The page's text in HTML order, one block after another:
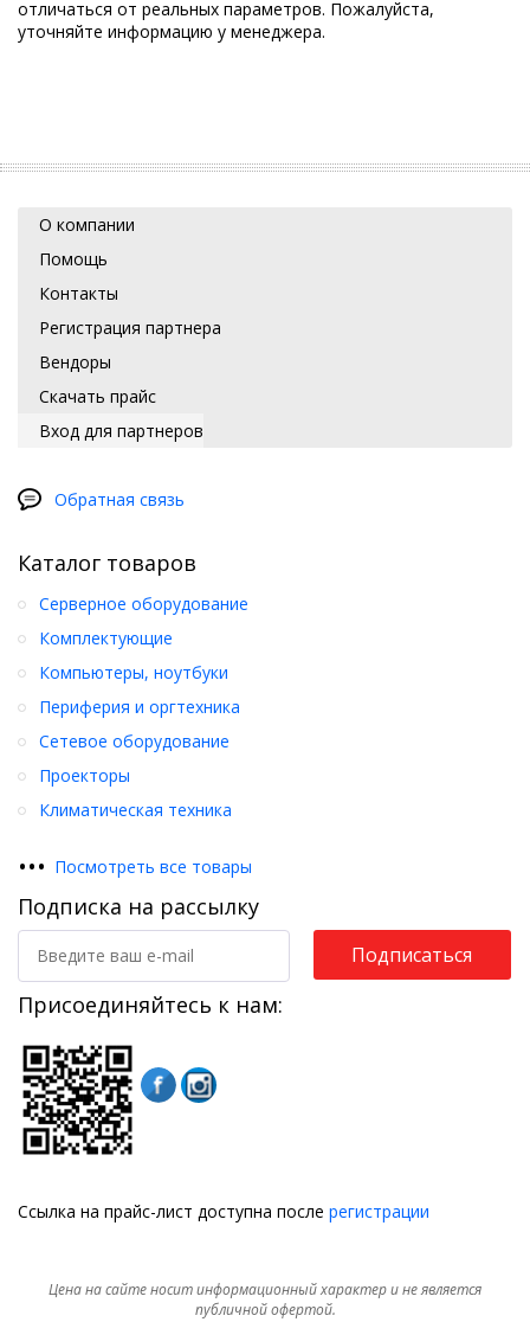
отличаться от реальных параметров. Пожалуйста,
уточняйте информацию у менеджера.
О компании
Помощь
Контакты
Регистрация партнера
Вендоры
Скачать прайс
Вход для партнеров
Обратная связь
Каталог товаров
Серверное оборудование
Комплектующие
Компьютеры, ноутбуки
Периферия и оргтехника
Сетевое оборудование
Проекторы
Климатическая техника
••• Посмотреть все товары
Подписка на рассылку
Подписаться
Присоединяйтесь к нам:
Ссылка на прайс-лист доступна после регистрации
Цена на сайте носит информационный характер и не является
публичной офертой.